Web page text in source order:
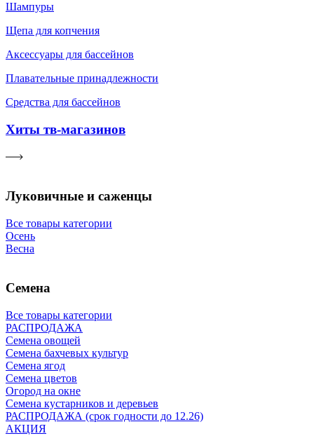
Шампуры
Щепа для копчения
Аксессуары для бассейнов
Плавательные принадлежности
Средства для бассейнов
Хиты тв-магазинов
Луковичные и саженцы
Все товары категории
Осень
Весна
Семена
Все товары категории
РАСПРОДАЖА
Семена овощей
Семена бахчевых культур
Семена ягод
Семена цветов
Огород на окне
Семена кустарников и деревьев
РАСПРОДАЖА (срок годности до 12.26)
АКЦИЯ